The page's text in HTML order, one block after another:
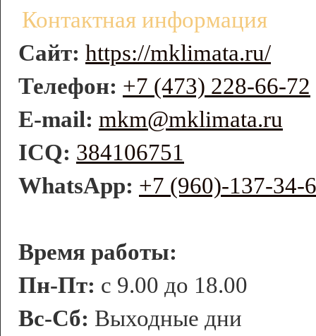
Контактная информация
Сайт: https://mklimata.ru/
Телефон: +7 (473) 228-66-72
E-mail: mkm@mklimata.ru
ICQ: 384106751
WhatsApp: +7 (960)-137-34-
Время работы:
Пн-Пт: с 9.00 до 18.00
Вс-Сб: Выходные дни